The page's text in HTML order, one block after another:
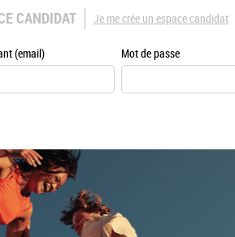
CANDIDAT
(email) Mot de passe
Je me crée un espace candidat